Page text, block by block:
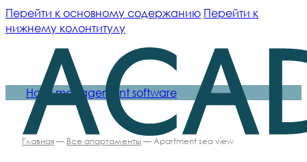
Перейти к основному содержанию Перейти к
нижнему колонтитулу
Hotel management software
Главная— Все апартаменты— Apartment sea view